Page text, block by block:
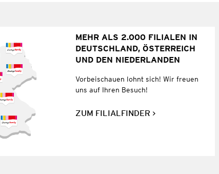
MEHR ALS 2.000 FILIALEN IN
DEUTSCHLAND, ÖSTERREICH
UND DEN NIEDERLANDEN
Vorbeischauen lohnt sich! Wir freuen
uns auf Ihren Besuch!
ZUM FILIALFINDER